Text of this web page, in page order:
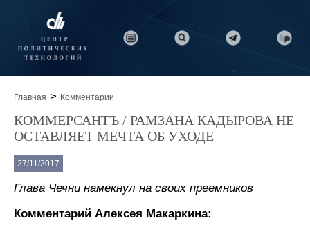
Главная > Комментарии
КОММЕРСАНТЪ / РАМЗАНА КАДЫРОВА НЕ
ОСТАВЛЯЕТ МЕЧТА ОБ УХОДЕ
27/11/2017
Глава Чечни намекнул на своих преемников
Комментарий Алексея Макаркина: